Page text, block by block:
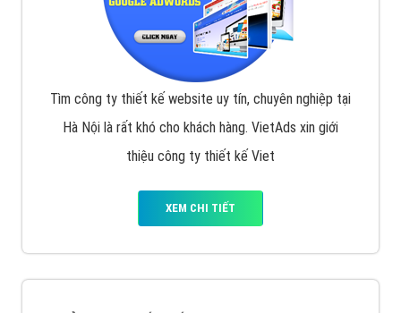
tối ưu, hiệu quả nhất
XEM CHI TIẾT